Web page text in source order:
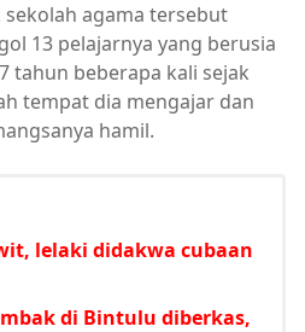
agama tersebut
13 pelajarnya yang berusia
tahun beberapa kali sejak
tempat dia mengajar dan
hamil.
lelaki didakwa cubaan
di Bintulu diberkas,